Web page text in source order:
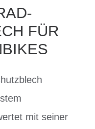
FÜR
mit seiner